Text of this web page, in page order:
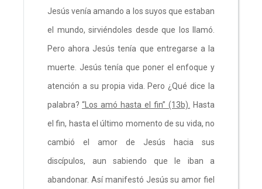
Jesús venía amando a los suyos que estaban
el mundo, sirviéndoles desde que los llamó.
Pero ahora Jesús tenía que entregarse a la
muerte. Jesús tenía que poner el enfoque y
atención a su propia vida. Pero ¿Qué dice la
palabra? “Los amó hasta el fin” (13b). Hasta
el fin, hasta el último momento de su vida, no
cambió el amor de Jesús hacia sus
discípulos, aun sabiendo que le iban a
abandonar. Así manifestó Jesús su amor fiel